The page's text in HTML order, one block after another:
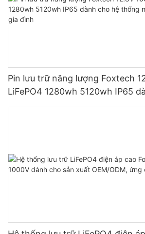
Pin lưu trữ năng lượng Foxtech
LiFePO4 1280wh 5120wh IP65
thống năng lượng mặt trời gia